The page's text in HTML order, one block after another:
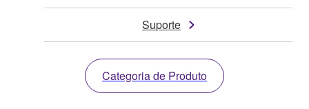
Suporte
Categoria de Produto